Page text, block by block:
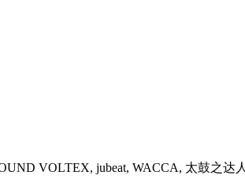
VOLTEX, jubeat, WACCA, 太鼓之达